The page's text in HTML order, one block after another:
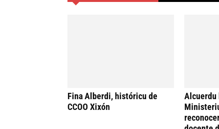
Fina Alberdi, históricu de
CCOO Xixón
Alcuerdu